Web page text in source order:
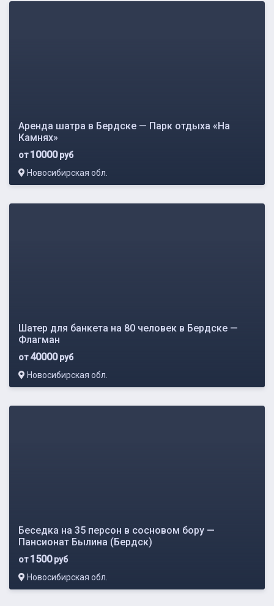
Аренда шатра в Бердске — Парк отдыха «На
Камнях»
от10000руб
Новосибирская обл.
Шатер для банкета на 80 человек в Бердске —
Флагман
от40000руб
Новосибирская обл.
Беседка на 35 персон в сосновом бору —
Пансионат Былина (Бердск)
от1500руб
Новосибирская обл.